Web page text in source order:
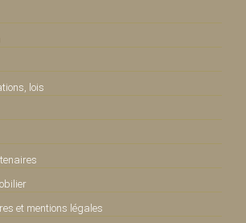
lois
et mentions légales